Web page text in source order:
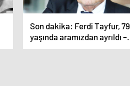
Son dakika: Ferdi Tayfur, 79
yaşında aramızdan ayrıldı –
Magazin haberleri